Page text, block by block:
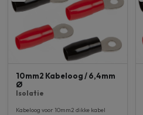
10mm2 Kabeloog / 6,4mm
Ø
Isolatie
Kabeloog voor 10mm2 dikke kabel